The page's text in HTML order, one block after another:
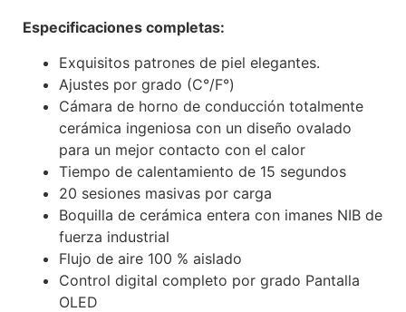
Especificaciones completas:
Exquisitos patrones de piel elegantes.
Ajustes por grado (C°/F°)
Cámara de horno de conducción totalmente
cerámica ingeniosa con un diseño ovalado
para un mejor contacto con el calor
Tiempo de calentamiento de 15 segundos
20 sesiones masivas por carga
Boquilla de cerámica entera con imanes NIB de
fuerza industrial
Flujo de aire 100 % aislado
Control digital completo por grado Pantalla
OLED